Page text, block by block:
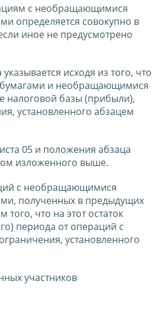
с необращающимися
определяется совокупно в
иное не предусмотрено
исходя из того, что
и необращающимися
налоговой базы (прибыли),
установленного абзацем
05 и положения абзаца
изложенного выше.
с необращающимися
полученных в предыдущих
что на этот остаток
периода от операций с
установленного
участников